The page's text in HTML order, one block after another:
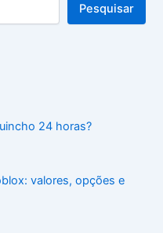
Pesquisar
24 horas?
valores, opções e